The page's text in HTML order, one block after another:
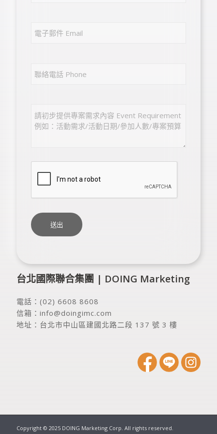
台北國際聯合集團 | DOING Marketing
電話： (02) 6608 8608
信箱： info@doingimc.com
地址： 台北市中山區建國北路二段 137 號 3 樓
Copyright © 2025 DOING Marketing Corp. All rights reserved.